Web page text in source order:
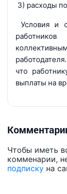
3) расходы
Условия и
что
выплаты на
Чтобы иметь
комменарии,
подписку на